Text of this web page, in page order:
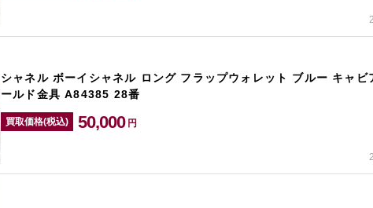
シャネル ボーイシャネル ロング フラップウォレット ブルー キャビ
ールド金具 A84385 28番
買取価格(税込) 50,000 円